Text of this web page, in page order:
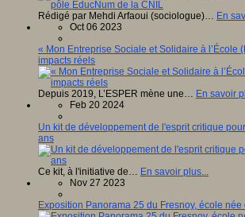
Rédigé par Mehdi Arfaoui (sociologue)… En
Oct 06 2023
« Mon Entreprise Sociale et Solidaire à l’École
impacts réels
Depuis 2019, L’ESPER mène une… En savoir
Feb 20 2024
Un kit de développement de l'esprit critique
ans
Ce kit, à l'initiative de… En savoir plus...
Nov 27 2023
Exposition Panorama 25 du Fresnoy, école née